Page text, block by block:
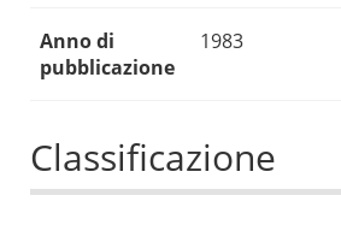
Anno di
pubblicazione
1983
Classificazione